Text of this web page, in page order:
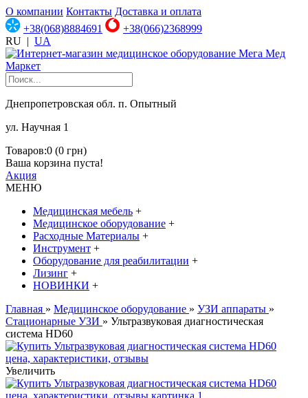
О компании Контакты Доставка и оплата
+38(068)8884691
+38(066)2368999
RU | UA
Днепропетровская обл. п. Опытный
ул. Научная 1
Товаров:0 (0 грн)
Ваша корзина пуста!
Акция
МЕНЮ
Медицинская мебель +
Медицинское оборудование +
Расходные Материалы +
Инструмент +
Оборудование для реабилитации +
Лизинг +
НОВИНКИ +
Главная » Медицинское оборудование » УЗИ аппараты »
Стационарные УЗИ » Ультразвуковая диагностическая
система HD60
Увеличить